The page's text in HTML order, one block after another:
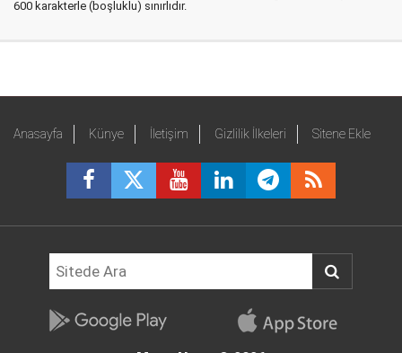
600 karakterle (boşluklu) sınırlıdır.
Anasayfa Künye İletişim Gizlilik İlkeleri Sitene Ekle